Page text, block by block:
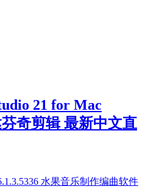
21 for Mac
奇剪辑 最新中文直